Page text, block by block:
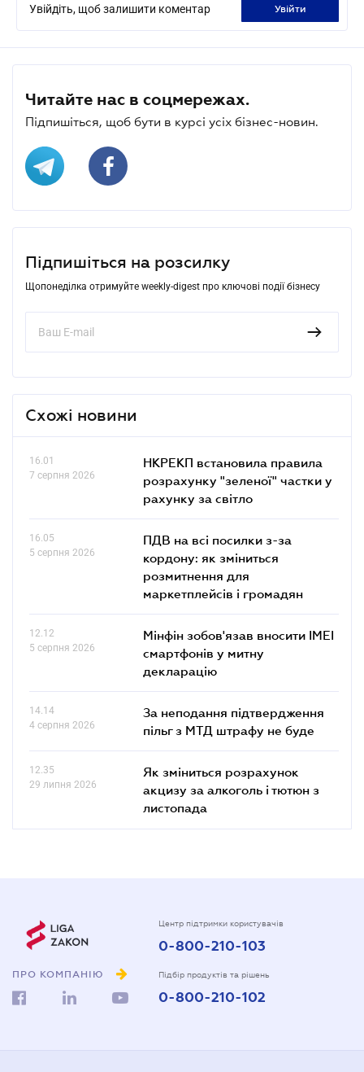
Увійдіть, щоб залишити коментар увійти
Читайте нас в соцмережах.
Підпишіться, щоб бути в курсі усіх бізнес-новин.
Підпишіться на розсилку
Щопонеділка отримуйте weekly-digest про ключові події бізнесу
Схожі новини
16.01
7 серпня 2026
НКРЕКП встановила правила
розрахунку "зеленої" частки у
рахунку за світло
16.05
5 серпня 2026
ПДВ на всі посилки з-за
кордону: як зміниться
розмитнення для
маркетплейсів і громадян
12.12
5 серпня 2026
Мінфін зобов'язав вносити IMEI
смартфонів у митну
декларацію
14.14
4 серпня 2026
За неподання підтвердження
пільг з МТД штрафу не буде
12.35
29 липня 2026
Як зміниться розрахунок
акцизу за алкоголь і тютюн з
листопада
ПРО КОМПАНІЮ
Центр підтримки користувачів
0-800-210-103
Підбір продуктів та рішень
0-800-210-102